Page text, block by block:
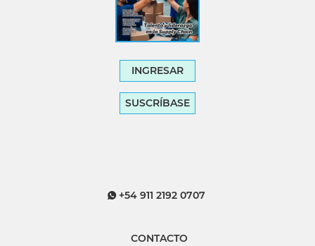
INGRESAR
SUSCRÍBASE
+54 911 2192 0707
CONTACTO